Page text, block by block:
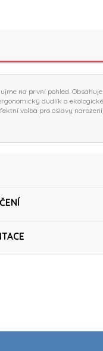
na první pohled.
dudlík a
volba pro oslavy